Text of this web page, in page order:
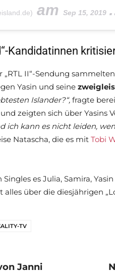
am Sep 15, 2019 um 2:43 PDT
Kandidatinnen
II“-Sendung
Yasin und seine
Islander?“, fragte
und zeigten sich über Yasins
ich kann es nicht leiden,
Natascha, die es mit Tobi
es Julia, Samira,
über die diesjährigen
TV
Janni